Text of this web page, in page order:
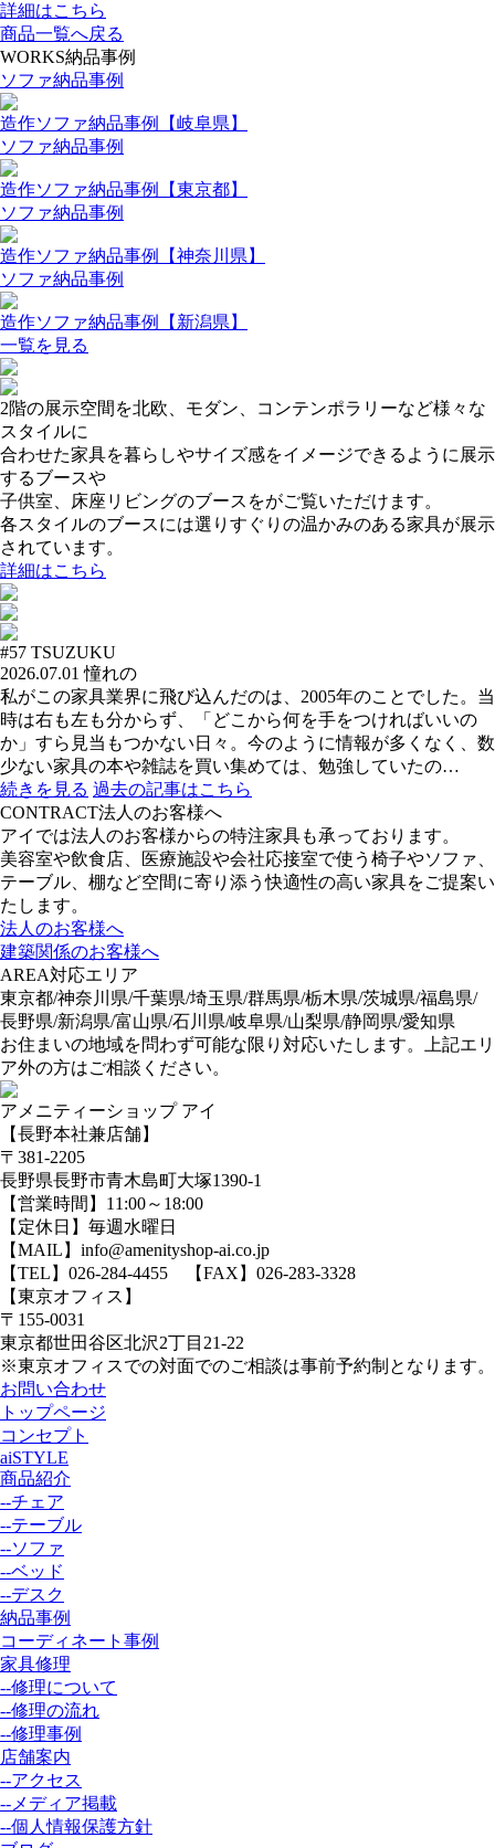
詳細はこちら
商品一覧へ戻る
WORKS納品事例
ソファ納品事例
造作ソファ納品事例【岐阜県】
ソファ納品事例
造作ソファ納品事例【東京都】
ソファ納品事例
造作ソファ納品事例【神奈川県】
ソファ納品事例
造作ソファ納品事例【新潟県】
一覧を見る
2階の展示空間を北欧、モダン、コンテンポラリーなど様々な
スタイルに
合わせた家具を暮らしやサイズ感をイメージできるように展示
するブースや
子供室、床座リビングのブースをがご覧いただけます。
各スタイルのブースには選りすぐりの温かみのある家具が展示
されています。
詳細はこちら
#57 TSUZUKU
2026.07.01 憧れの
私がこの家具業界に飛び込んだのは、2005年のことでした。当
時は右も左も分からず、「どこから何を手をつければいいの
か」すら見当もつかない日々。今のように情報が多くなく、数
少ない家具の本や雑誌を買い集めては、勉強していたの…
続きを見る 過去の記事はこちら
CONTRACT法人のお客様へ
アイでは法人のお客様からの特注家具も承っております。
美容室や飲食店、医療施設や会社応接室で使う椅子やソファ、
テーブル、棚など空間に寄り添う快適性の高い家具をご提案い
たします。
法人のお客様へ
建築関係のお客様へ
AREA対応エリア
東京都/神奈川県/千葉県/埼玉県/群馬県/栃木県/茨城県/福島県/
長野県/新潟県/富山県/石川県/岐阜県/山梨県/静岡県/愛知県
お住まいの地域を問わず可能な限り対応いたします。上記エリ
ア外の方はご相談ください。
アメニティーショップ アイ
【長野本社兼店舗】
〒381-2205
長野県長野市青木島町大塚1390-1
【営業時間】11:00～18:00
【定休日】毎週水曜日
【MAIL】info@amenityshop-ai.co.jp
【TEL】 026-284-4455 【FAX】026-283-3328
【東京オフィス】
〒155-0031
東京都世田谷区北沢2丁目21-22
※東京オフィスでの対面でのご相談は事前予約制となります。
お問い合わせ
トップページ
コンセプト
aiSTYLE
商品紹介
--チェア
--テーブル
--ソファ
--ベッド
--デスク
納品事例
コーディネート事例
家具修理
--修理について
--修理の流れ
--修理事例
店舗案内
--アクセス
--メディア掲載
--個人情報保護方針